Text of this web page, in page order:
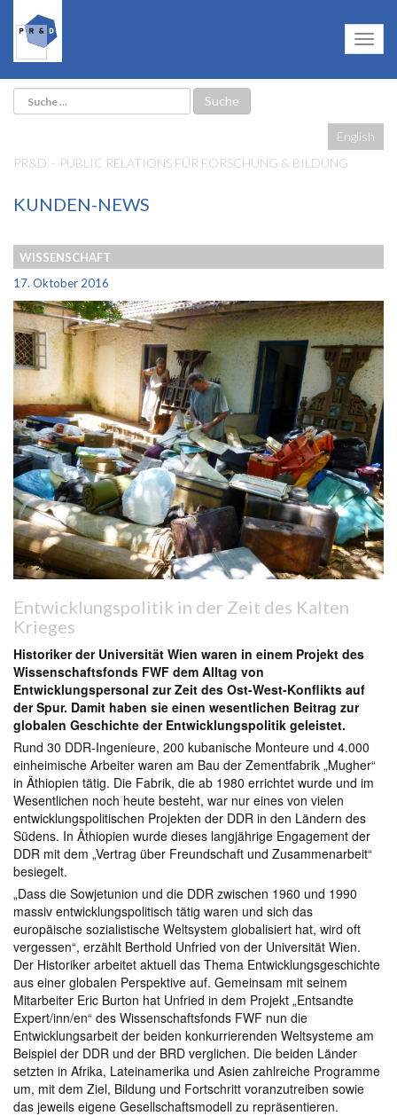
English
PR&D – PUBLIC RELATIONS FÜR FORSCHUNG & BILDUNG
KUNDEN-NEWS
WISSENSCHAFT
17. Oktober 2016
Entwicklungspolitik in der Zeit des Kalten
Krieges
Historiker der Universität Wien waren in einem Projekt des
Wissenschaftsfonds FWF dem Alltag von
Entwicklungspersonal zur Zeit des Ost-West-Konflikts auf
der Spur. Damit haben sie einen wesentlichen Beitrag zur
globalen Geschichte der Entwicklungspolitik geleistet.
Rund 30 DDR-Ingenieure, 200 kubanische Monteure und 4.000
einheimische Arbeiter waren am Bau der Zementfabrik „Mugher“
in Äthiopien tätig. Die Fabrik, die ab 1980 errichtet wurde und im
Wesentlichen noch heute besteht, war nur eines von vielen
entwicklungspolitischen Projekten der DDR in den Ländern des
Südens. In Äthiopien wurde dieses langjährige Engagement der
DDR mit dem „Vertrag über Freundschaft und Zusammenarbeit“
besiegelt.
„Dass die Sowjetunion und die DDR zwischen 1960 und 1990
massiv entwicklungspolitisch tätig waren und sich das
europäische sozialistische Weltsystem globalisiert hat, wird oft
vergessen“, erzählt Berthold Unfried von der Universität Wien.
Der Historiker arbeitet aktuell das Thema Entwicklungsgeschichte
aus einer globalen Perspektive auf. Gemeinsam mit seinem
Mitarbeiter Eric Burton hat Unfried in dem Projekt „Entsandte
Expert/inn/en“ des Wissenschaftsfonds FWF nun die
Entwicklungsarbeit der beiden konkurrierenden Weltsysteme am
Beispiel der DDR und der BRD verglichen. Die beiden Länder
setzten in Afrika, Lateinamerika und Asien zahlreiche Programme
um, mit dem Ziel, Bildung und Fortschritt voranzutreiben sowie
das jeweils eigene Gesellschaftsmodell zu repräsentieren.